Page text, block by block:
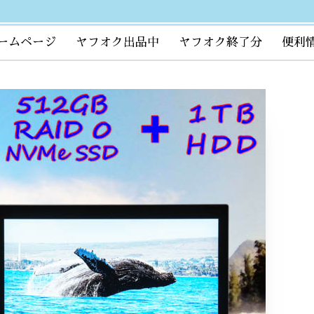
ムページ ヤフオク出品中 ヤフオク終了分 便利